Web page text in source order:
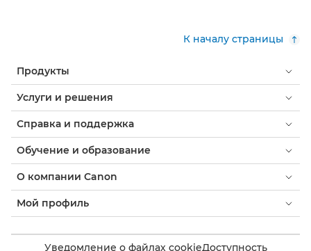
К началу страницы
Продукты
Услуги и решения
Справка и поддержка
Обучение и образование
О компании Canon
Мой профиль
Уведомление о файлах cookieДоступность